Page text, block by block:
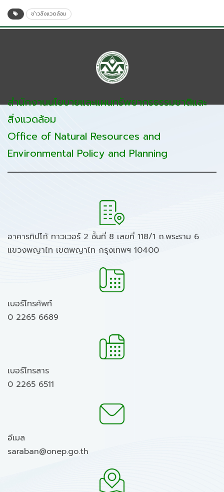
ข่าวสิ่งแวดล้อม
สำนักงานนโยบายและแผนทรัพยากรธรรมชาติและ
สิ่งแวดล้อม
Office of Natural Resources and
Environmental Policy and Planning
อาคารทิปโก้ ทาวเวอร์ 2 ชั้นที่ 8 เลขที่ 118/1 ถ.พระราม 6
แขวงพญาไท เขตพญาไท กรุงเทพฯ 10400
เบอร์โทรศัพท์
0 2265 6689
เบอร์โทรสาร
0 2265 6511
อีเมล
saraban@onep.go.th